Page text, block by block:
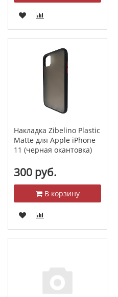
Накладка Zibelino Plastic
Matte для Apple iPhone
11 (черная окантовка)
300 руб.
В корзину